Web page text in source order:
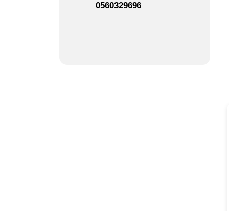
0560329696